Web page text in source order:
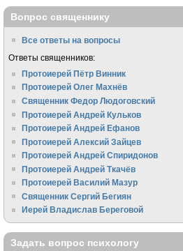
Вопрос священнику
Все ответы на вопросы
Ответы священников:
Протоиерей Пётр Винник
Протоиерей Олег Махнёв
Священник Федор Людоговский
Протоиерей Андрей Кульков
Протоиерей Андрей Ефанов
Протоиерей Алексий Зайцев
Протоиерей Андрей Спиридонов
Протоиерей Андрей Ткачёв
Протоиерей Василий Мазур
Священник Сергий Бегиян
Иерей Владислав Береговой
Задать вопрос психологу